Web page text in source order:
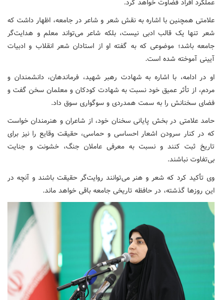
عملکرد افراد قضاوت خواهد کرد.
علامتی همچنین با اشاره به نقش شعر و شاعر در جامعه، اظهار داشت که
شعر تنها یک قالب ادبی نیست، بلکه شاعر می‌تواند معلم و هدایت‌گر
جامعه باشد؛ موضوعی که به گفته او از استادان شعر انقلاب و ادبیات
آیینی آموخته شده است.
او در ادامه، با اشاره به شهادت رهبر شهید، فرماندهان، دانشمندان و
مردم، از تأثر عمیق خود نسبت به شهادت کودکان و معلمان سخن گفت و
فضای سخنانش را به سمت همدردی و سوگواری سوق داد.
حامد علامتی در بخش پایانی سخنان خود، از شاعران و هنرمندان خواست
که در کنار سرودن اشعار احساسی و حماسی، حقیقت وقایع را نیز برای
تاریخ ثبت کنند و نسبت به معرفی عاملان جنگ، خشونت و جنایت
بی‌تفاوت نباشند.
وی تأکید کرد که شعر و هنر می‌توانند روایت‌گر حقیقت باشند و آنچه در
این روزها گذشته، در حافظه تاریخی جامعه باقی خواهد ماند.